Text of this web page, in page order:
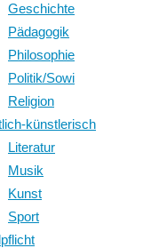
Geschichte
Pädagogik
Philosophie
Politik/Sowi
Religion
künstlerisch
Literatur
Musik
Kunst
Sport